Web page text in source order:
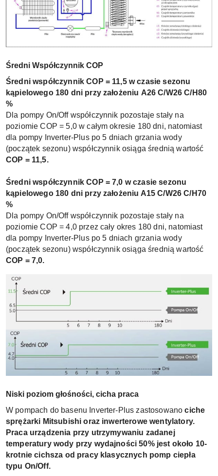
Średni Współczynnik COP
Średni współczynnik COP = 11,5 w czasie sezonu
kąpielowego 180 dni przy założeniu A26 C/W26 C/H80
%
Dla pompy On/Off współczynnik pozostaje stały na
poziomie COP = 5,0 w całym okresie 180 dni, natomiast
dla pompy Inverter-Plus po 5 dniach grzania wody
(początek sezonu) współczynnik osiąga średnią wartość
COP = 11,5.
Średni współczynnik COP = 7,0 w czasie sezonu
kąpielowego 180 dni przy założeniu A15 C/W26 C/H70
%
Dla pompy On/Off współczynnik pozostaje stały na
poziomie COP = 4,0 przez cały okres 180 dni, natomiast
dla pompy Inverter-Plus po 5 dniach grzania wody
(początek sezonu) współczynnik osiąga średnią wartość
COP = 7,0.
Niski poziom głośności, cicha praca
W pompach do basenu Inverter-Plus zastosowanociche
sprężarki Mitsubishi oraz inwerterowe wentylatory.
Praca urządzenia przy utrzymywaniu zadanej
temperatury wody przy wydajności 50% jest około 10-
krotnie cichsza od pracy klasycznych pomp ciepła
typu On/Off.